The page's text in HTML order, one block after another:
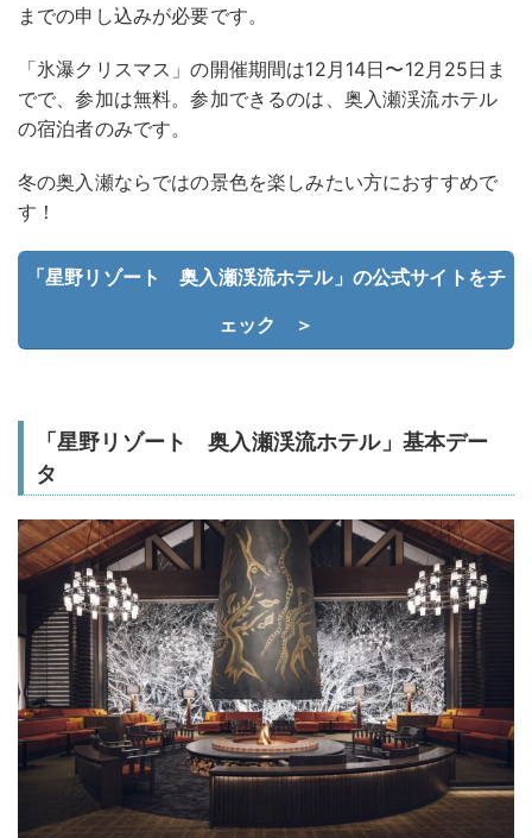
までの申し込みが必要です。
「氷瀑クリスマス」の開催期間は12月14日〜12月25日ま
でで、参加は無料。参加できるのは、奥入瀬渓流ホテル
の宿泊者のみです。
冬の奥入瀬ならではの景色を楽しみたい方におすすめで
す！
「星野リゾート 奥入瀬渓流ホテル」の公式サイトをチ
ェック ＞
「星野リゾート 奥入瀬渓流ホテル」基本デー
タ